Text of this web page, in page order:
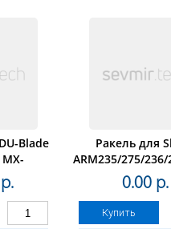
Blade
(CET),
Ракель для
ARM235/275/236/
0.00 р.
Купить